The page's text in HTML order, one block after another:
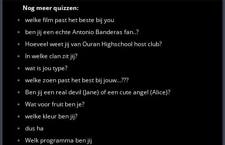
Nog meer quizzen:
welke film past het beste bij you
ben jij een echte Antonio Banderas fan..?
Hoeveel weet jij van Ouran Highschool host club?
In welke clan zit jij?
wat is jou type?
welke zoen past het best bij jouw...???
Ben jij een real devil (Jane) of een cute angel (Alice)?
Wat voor fruit ben je?
welke kleur ben jij?
dus ha
Welk programma ben jij